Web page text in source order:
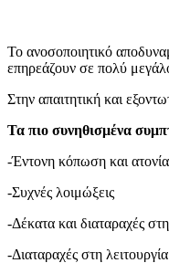
Το ανοσοποιητικό
επηρεάζουν σε πολύ
Στην απαιτητική και
Τα πιο συνηθισμένα
-Έντονη κόπωση και
-Συχνές λοιμώξεις
-Δέκατα και διαταραχές
-Διαταραχές στη